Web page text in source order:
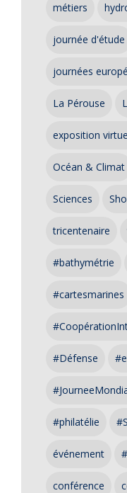
métiers
journée d'étude
journées
La Pérouse
exposition
Océan & Climat
Sciences
tricentenaire
#bathymétrie
#cartesmarines
#Défense
#philatélie
événement
conférence